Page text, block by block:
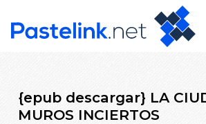
{epub descargar} LA
MUROS INCIERTOS